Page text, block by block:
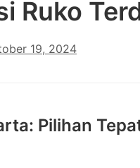
Ruko
19, 2024
Pilihan